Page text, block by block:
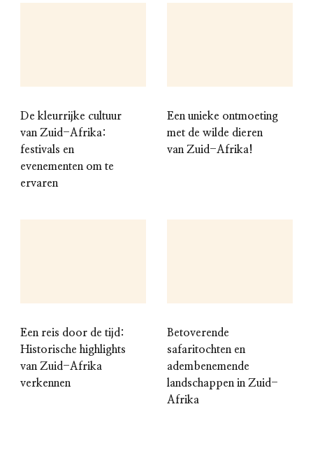
De kleurrijke cultuur
van Zuid-Afrika:
festivals en
evenementen om te
ervaren
Een unieke ontmoeting
met de wilde dieren
van Zuid-Afrika!
Een reis door de tijd:
Historische highlights
van Zuid-Afrika
verkennen
Betoverende
safaritochten en
adembenemende
landschappen in Zuid-
Afrika